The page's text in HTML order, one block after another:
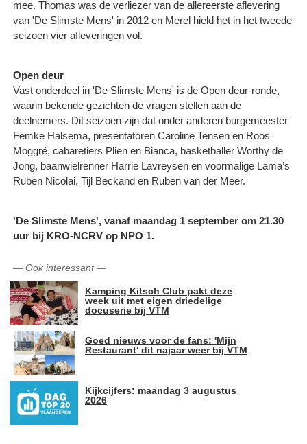
mee. Thomas was de verliezer van de allereerste aflevering
van 'De Slimste Mens' in 2012 en Merel hield het in het tweede
seizoen vier afleveringen vol.
Open deur
Vast onderdeel in 'De Slimste Mens' is de Open deur-ronde,
waarin bekende gezichten de vragen stellen aan de
deelnemers. Dit seizoen zijn dat onder anderen burgemeester
Femke Halsema, presentatoren Caroline Tensen en Roos
Moggré, cabaretiers Plien en Bianca, basketballer Worthy de
Jong, baanwielrenner Harrie Lavreysen en voormalige Lama’s
Ruben Nicolai, Tijl Beckand en Ruben van der Meer.
'De Slimste Mens', vanaf maandag 1 september om 21.30
uur bij KRO-NCRV op NPO 1.
— Ook interessant—
Kamping Kitsch Club pakt deze
week uit met eigen driedelige
docuserie bij VTM
Goed nieuws voor de fans: 'Mijn
Restaurant' dit najaar weer bij VTM
Kijkcijfers: maandag 3 augustus
2026